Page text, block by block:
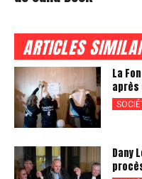
ARTICLES
La
Dany